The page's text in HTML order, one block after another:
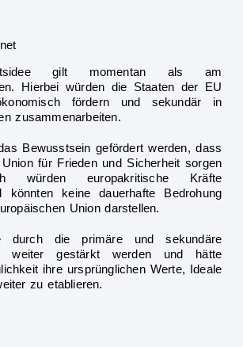
gilt momentan als am
Hierbei würden die Staaten der EU
fördern und sekundär in
zusammenarbeiten.
Bewusstsein gefördert werden, dass
für Frieden und Sicherheit sorgen
würden europakritische Kräfte
könnten keine dauerhafte Bedrohung
Union darstellen.
durch die primäre und sekundäre
weiter gestärkt werden und hätte
ihre ursprünglichen Werte, Ideale
zu etablieren.